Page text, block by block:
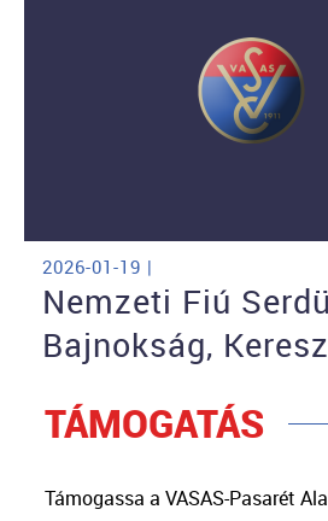
2026-01-19 |
Nemzeti Fiú
Bajnokság,
TÁMOGATÁS
Támogassa a VASAS-Pasarét